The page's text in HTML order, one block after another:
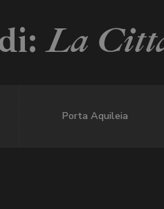
La
Porta Aquileia